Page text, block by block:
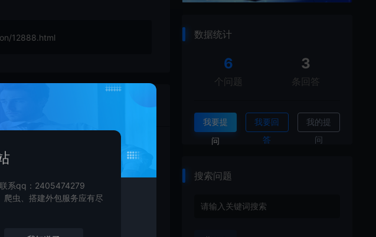
12888.html
条回答
数据统计
6
个问题
3
条回答
我要提
问
我要回
答
我的提
问
搜索问题
系qq：2405474279
爬虫、搭建外包服务应有尽